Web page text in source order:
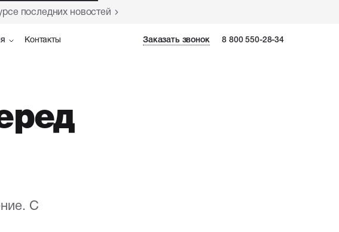
последних новостей
Контакты
Контакты 8 800 550-28-34
Заказать звонок
Заказать звонок
С